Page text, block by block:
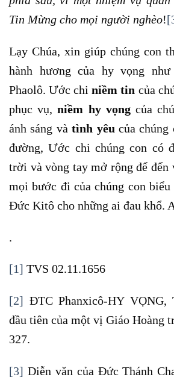
Tin Mừng cho mọi người nghèo!
Lạy Chúa, xin giúp chúng con
hành hương của hy vọng
Phaolô. Ước chiniềm tin của
phục vụ,niềm hy vọngcủa
ánh sáng vàtình yêu của chúng
đường, Ước chi chúng con có
trời và vòng tay mở rộng để đến
mọi bước đi của chúng con
Đức Kitô cho những ai đau khổ.
.
[1] TVS 02.11.1656
[2] ĐTC Phanxicô-HY
đầu tiên của một vị Giáo Hoàng
327.
[3] Diễn văn của Đức Thánh